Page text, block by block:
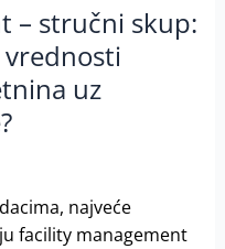
– stručni skup:
vrednosti
uz
najveće
facility management